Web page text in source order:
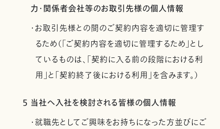
力・関係者会社等のお取引先様の個人情報
・お取引先様との間のご契約内容を適切に管理す
るため（「ご契約内容を適切に管理するため」とし
ているものは、「契約に入る前の段階における利
用」と「契約終了後における利用」を含みます。）
5 当社へ入社を検討される皆様の個人情報
・就職先としてご興味をお持ちになった方並びにご